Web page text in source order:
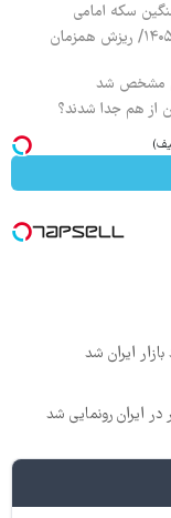
قیمت محصولات ایران خودرو چهارشنبه ۱۴ مرداد ۱۴۰۵/ ریزش همزمان
مشخص شد
از هم جدا شدند؟